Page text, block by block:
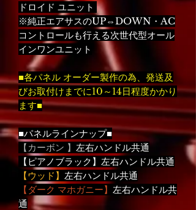
ドロイド ユニット
※純正エアサスのUP⇔DOWN・AC
コントロールも行える次世代型オール
インワンユニット
■各パネル オーダー製作の為、発送及
びお取付けまでに10～14日程度かかり
ます■
■パネルラインナップ■
【カーボン 】 左右ハンドル共通
【ピアノブラック】左右ハンドル共通
【ウッド】 左右ハンドル共通
【ダーク マホガニー】 左右ハンドル共
通